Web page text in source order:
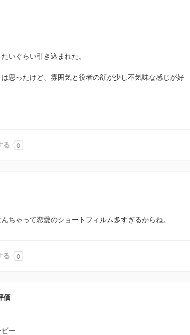
いぐらい引き込まれた。
思ったけど、雰囲気と役者の顔が少し不気味な感じが好
る 0
ちゃって恋愛のショートフィルム多すぎるからね。
る 0
価
ー